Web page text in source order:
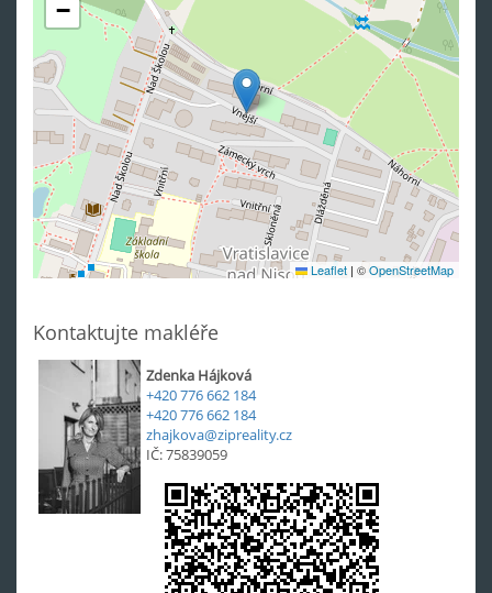
−
Leaflet | ©OpenStreetMap
Kontaktujte makléře
Zdenka Hájková
+420 776 662 184
+420 776 662 184
zhajkova@zipreality.cz
IČ: 75839059